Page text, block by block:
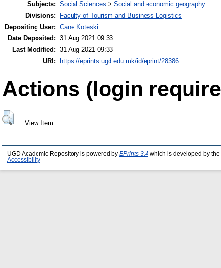
Subjects: Social Sciences > Social and economic geography
Divisions:
Faculty of Tourism and Business Logistics
Depositing User: Cane Koteski
Date Deposited: 31 Aug 2021 09:33
Last Modified: 31 Aug 2021 09:33
URI:
https://eprints.ugd.edu.mk/id/eprint/28386
Actions (login
View Item
UGD Academic Repository is powered by EPrints 3.4 which is developed by the
Accessibility